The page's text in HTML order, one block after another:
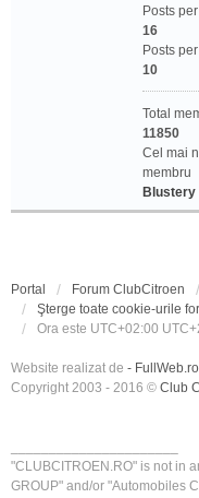
Posts
16
Posts
10
Total
11850
Cel mai
membru
Blustery
Portal Forum ClubCitroen
Şterge toate cookie-urile
Ora este UTC+02:00
Website realizat de -
Copyright 2003 - 2016 © Club
"CLUBCITROEN.RO" is not in
GROUP" and/or "Automobiles